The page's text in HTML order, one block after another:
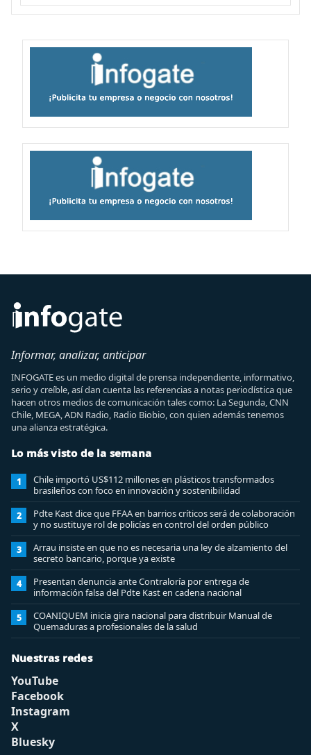
Informar, analizar, anticipar
INFOGATE es un medio digital de prensa independiente, informativo,
serio y creíble, así dan cuenta las referencias a notas periodística que
hacen otros medios de comunicación tales como: La Segunda, CNN
Chile, MEGA, ADN Radio, Radio Biobio, con quien además tenemos
una alianza estratégica.
Lo más visto de la semana
1
Chile importó US$112 millones en plásticos transformados
brasileños con foco en innovación y sostenibilidad
2
Pdte Kast dice que FFAA en barrios críticos será de colaboración
y no sustituye rol de policías en control del orden público
3
Arrau insiste en que no es necesaria una ley de alzamiento del
secreto bancario, porque ya existe
4
Presentan denuncia ante Contraloría por entrega de
información falsa del Pdte Kast en cadena nacional
5
COANIQUEM inicia gira nacional para distribuir Manual de
Quemaduras a profesionales de la salud
Nuestras redes
YouTube
Facebook
Instagram
X
Bluesky